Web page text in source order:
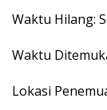
Waktu Hilang:
Waktu
Lokasi